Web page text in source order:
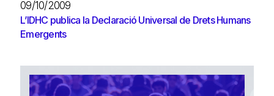
09/10/2009
L’IDHC publica la Declaració Universal de Drets Humans
Emergents